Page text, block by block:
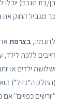
בן/בת זוגכם)
כך מגביל החוק
לדוגמה,בצרפת
(החלק ה"נזיל") הוא
"יורשים כפויים" אם